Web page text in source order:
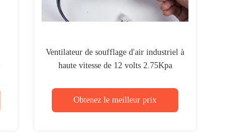
Ventilateur de soufflage d'air industriel à
haute vitesse de 12 volts 2.75Kpa
Obtenez le meilleur prix